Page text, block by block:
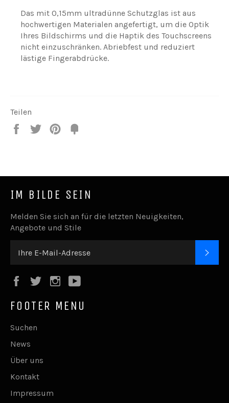
Das mit 0,15mm ultradünne Schutzglas ist aus
hochwertigen Materialen angefertigt, um die Optik
Ihres Bildschirms und die Haptik des Touchscreens
nicht einzuschränken. Abriebfest und reduziert
lästige Fingerabdrücke.
Teilen
Teilen
Twittern
Pin
IM BILDE SEIN
Melden Sie sich an für die letzten Neuigkeiten,
Angebote und Stile
Facebook
Twitter Instagram
FOOTER MENU
Suchen
News
Über uns
Kontakt
Impressum